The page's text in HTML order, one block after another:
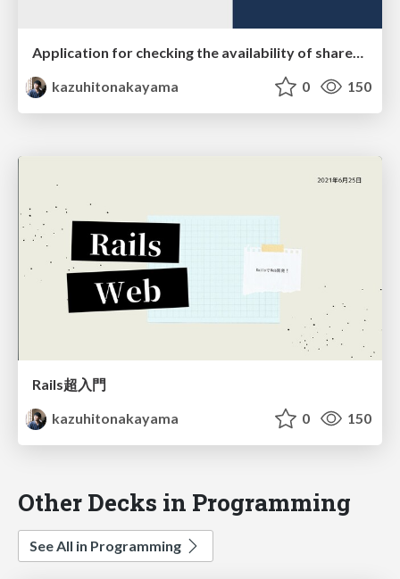
kazuhitonakayama
0 150
Rails超入門
kazuhitonakayama
0 150
Other Decks in Programming
See All in Programming